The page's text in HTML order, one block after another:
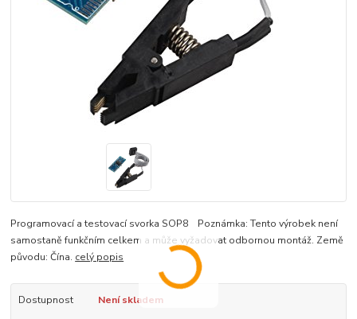
Programovací a testovací svorka SOP8 Poznámka: Tento výrobek není
samostaně funkčním celkem a může vyžadovat odbornou montáž. Země
původu: Čína. celý popis
Dostupnost Není skladem